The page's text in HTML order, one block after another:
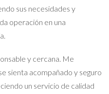
Javier y Marta, una pareja
apartamento tras recibir
Al principio, pensaron que
lidiando con múltiples
Fue entonces cuando
Con su habilidad para
sus necesidades y
operación en una
y cercana. Me
sienta acompañado y seguro
un servicio de calidad